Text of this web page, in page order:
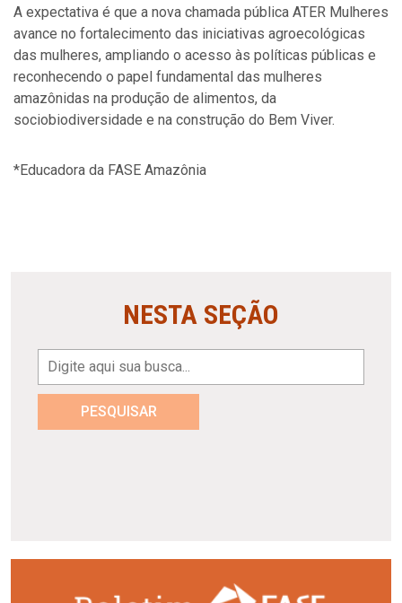
A expectativa é que a nova chamada pública ATER Mulheres
avance no fortalecimento das iniciativas agroecológicas
das mulheres, ampliando o acesso às políticas públicas e
reconhecendo o papel fundamental das mulheres
amazônidas na produção de alimentos, da
sociobiodiversidade e na construção do Bem Viver.
*Educadora da FASE Amazônia
NESTA SEÇÃO
PESQUISAR